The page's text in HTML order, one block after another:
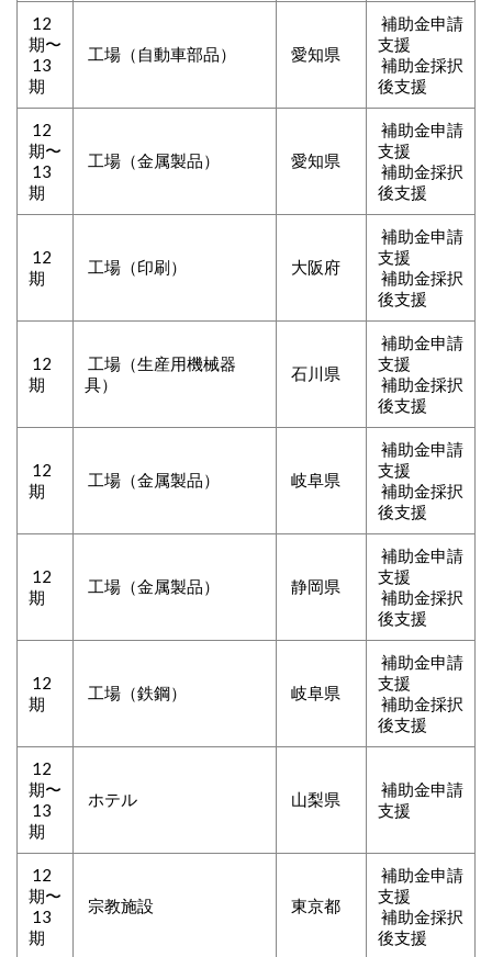
12
期〜
13
期
工場（自動車部品） 愛知県
補助金申請
支援
補助金採択
後支援
12
期〜
13
期
工場（金属製品） 愛知県
補助金申請
支援
補助金採択
後支援
12
期
工場（印刷） 大阪府
補助金申請
支援
補助金採択
後支援
12
期
工場（生産用機械器
具）
石川県
補助金申請
支援
補助金採択
後支援
12
期
工場（金属製品） 岐阜県
補助金申請
支援
補助金採択
後支援
12
期
工場（金属製品） 静岡県
補助金申請
支援
補助金採択
後支援
12
期
工場（鉄鋼） 岐阜県
補助金申請
支援
補助金採択
後支援
12
期〜
13
期
ホテル 山梨県
補助金申請
支援
12
期〜
13
期
宗教施設 東京都
補助金申請
支援
補助金採択
後支援